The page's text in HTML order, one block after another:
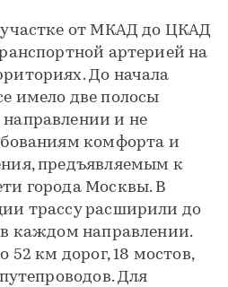
от МКАД до ЦКАД
артерией на
До начала
имело две полосы
и не
комфорта и
предъявляемым к
города Москвы. В
трассу расширили до
каждом направлении.
52 км дорог, 18 мостов,
Для